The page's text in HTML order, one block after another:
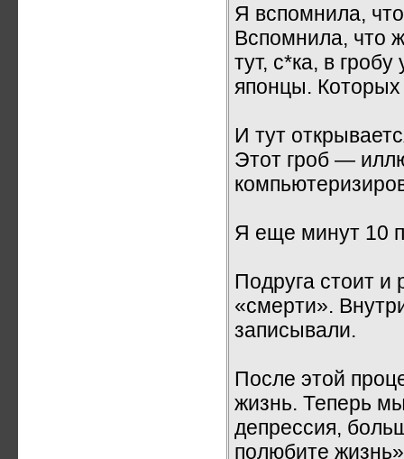
Я вспомнила,
Вспомнила, что
тут, с*ка, в
японцы.
И тут
Этот гроб —
Я еще минут 10
Подруга стоит и
«смерти».
записывали.
После этой
жизнь. Теперь
депрессия,
полюбите